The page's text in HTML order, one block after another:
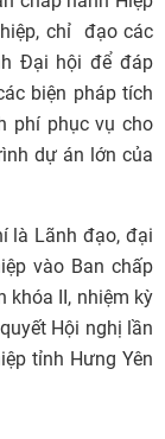
chỉ đạo các
Đại hội để đáp
biện pháp tích
phí phục vụ cho
dự án lớn của
là Lãnh đạo, đại
vào Ban chấp
khóa II, nhiệm kỳ
Hội nghị lần
tỉnh Hưng Yên